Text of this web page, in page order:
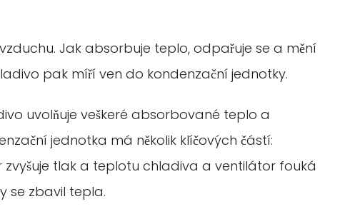
Jak absorbuje teplo, odpařuje se a mění
pak míří ven do kondenzační jednotky.
uvolňuje veškeré absorbované teplo a
jednotka má několik klíčových částí:
tlak a teplotu chladiva a ventilátor fouká
se zbavil tepla.